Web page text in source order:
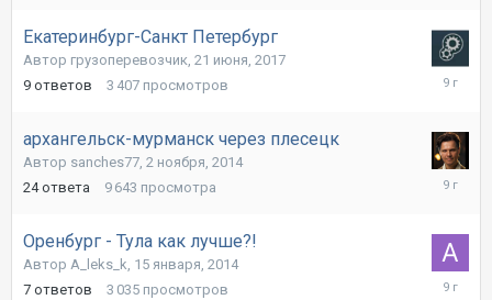
Екатеринбург-Санкт Петербург
Автор грузоперевозчик, 21 июня, 2017
9 ответов 3 407 просмотров
26
архангельск-мурманск через плесецк
Автор sanches77, 2 ноября, 2014
24 ответа 9 643 просмотра
30
Оренбург - Тула как лучше?!
Автор A_leks_k, 15 января, 2014
7 ответов 3 035 просмотров
21